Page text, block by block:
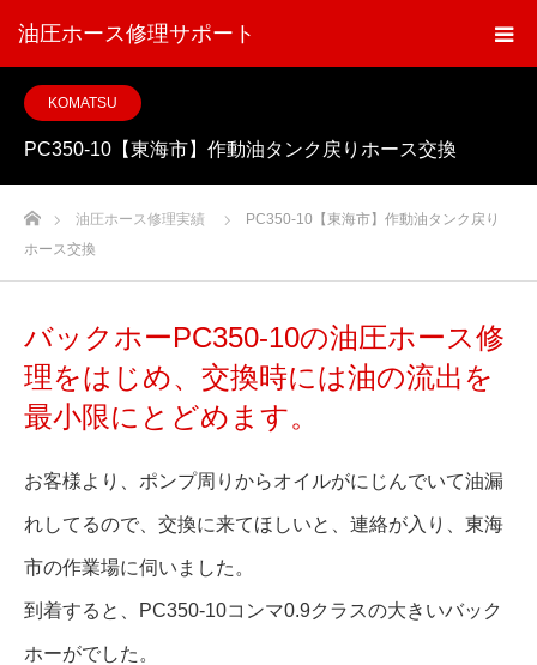
油圧ホース修理サポート
KOMATSU
PC350-10【東海市】作動油タンク戻りホース交換
ホーム油圧ホース修理実績
PC350-10【東海市】作動油タンク戻り
ホース交換
バックホーPC350-10の油圧ホース修
理をはじめ、交換時には油の流出を
最小限にとどめます。
お客様より、ポンプ周りからオイルがにじんでいて油漏
れしてるので、交換に来てほしいと、連絡が入り、東海
市の作業場に伺いました。
到着すると、PC350-10コンマ0.9クラスの大きいバック
ホーがでした。